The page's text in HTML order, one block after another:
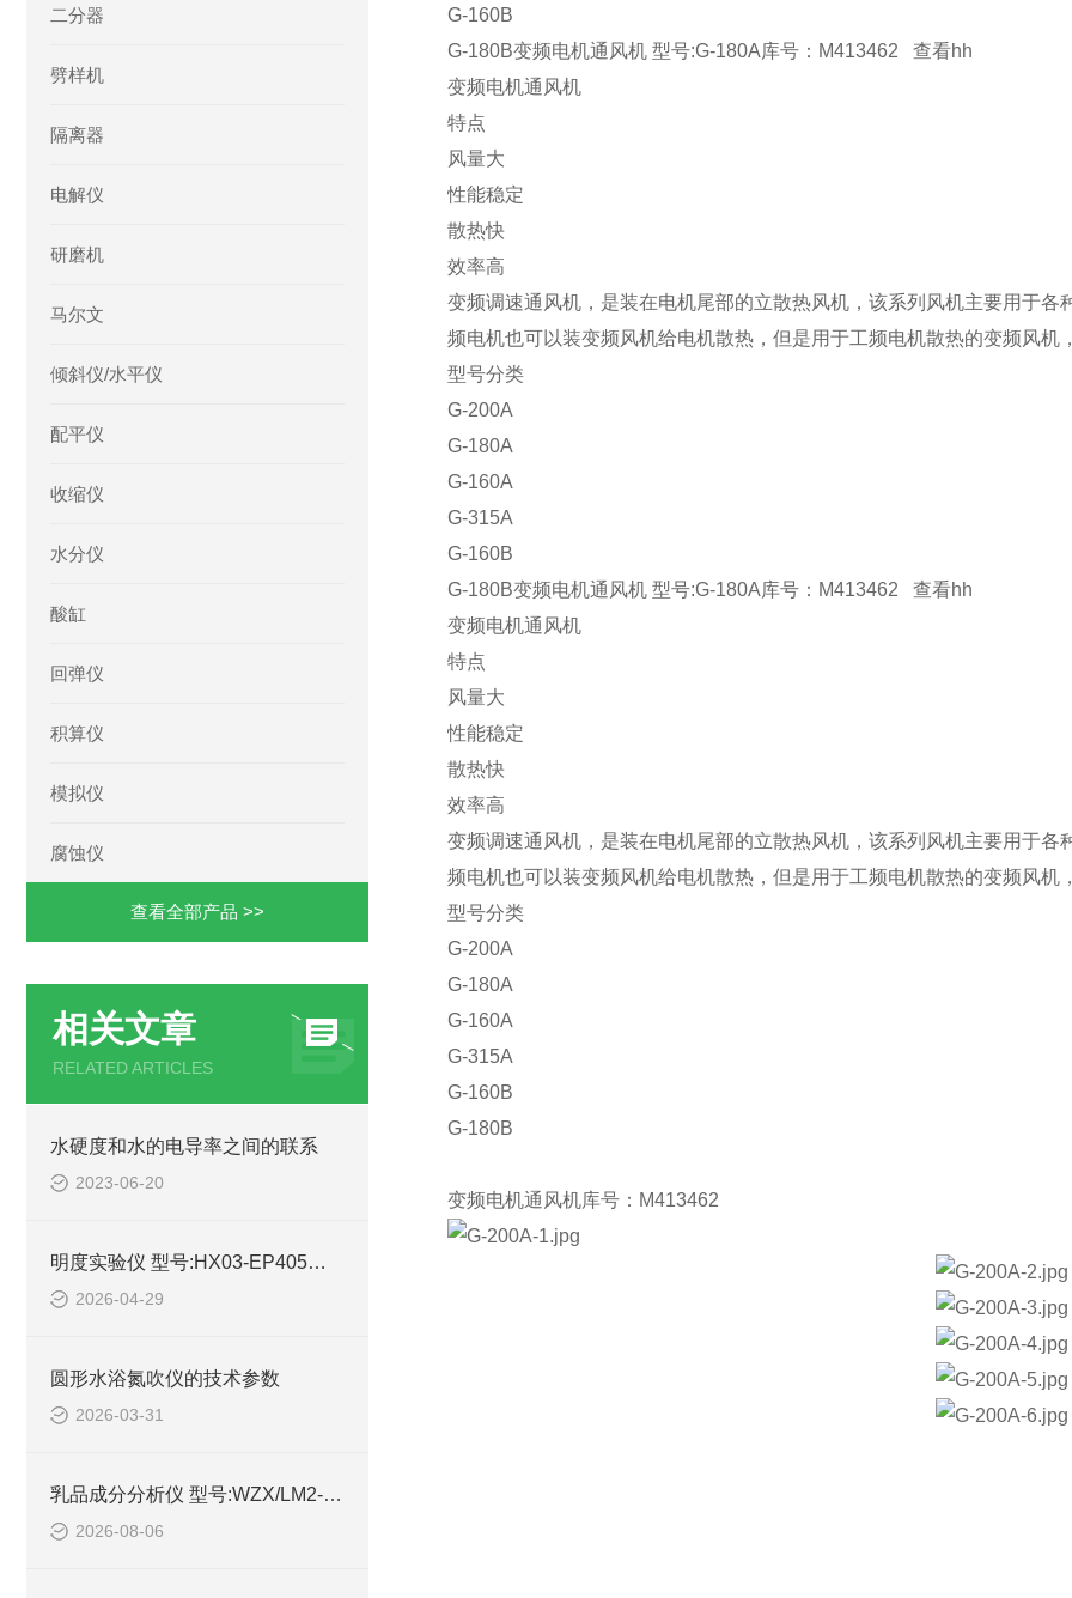
二分器
劈样机
隔离器
电解仪
研磨机
马尔文
倾斜仪/水平仪
配平仪
收缩仪
水分仪
酸缸
回弹仪
积算仪
模拟仪
腐蚀仪
查看全部产品 >>
相关文章
RELATED ARTICLES
水硬度和水的电导率之间的联系
2023-06-20
明度实验仪 型号:HX03-EP405库号：M413397的简单介绍
2026-04-29
圆形水浴氮吹仪的技术参数
2026-03-31
乳品成分分析仪 型号:WZX/LM2-P1库号：M414991的功能介绍
2026-08-06
G-160B
G-180B变频电机通风机 型号:G-180A库号：M413462 查看hh
变频电机通风机
特点
风量大
性能稳定
散热快
效率高
变频调速通风机，是装在电机尾部的立散热风机，该系列风机主要用于
频电机也可以装变频风机给电机散热，但是用于工频电机散热的变频风机
型号分类
G-200A
G-180A
G-160A
G-315A
G-160B
G-180B变频电机通风机 型号:G-180A库号：M413462 查看hh
变频电机通风机
特点
风量大
性能稳定
散热快
效率高
变频调速通风机，是装在电机尾部的立散热风机，该系列风机主要用于
频电机也可以装变频风机给电机散热，但是用于工频电机散热的变频风机
型号分类
G-200A
G-180A
G-160A
G-315A
G-160B
G-180B
变频电机通风机库号：M413462